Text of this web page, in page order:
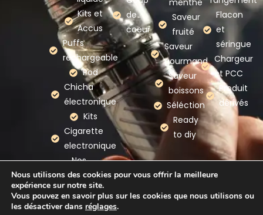
Kits et
Accus
Puffs
rechargeable
Pod
Chicha
électronique
Kits
Cigarette
electronique
Nos
marques
de
coeur
menthe
Saveur
fruité
Saveur
gourmand
Saveur
boissons
Séléction
Ready
to diy
Flacon
et
séringue
Chargeur
et PCC
Produit
dérivés
Nous utilisons des cookies pour vous offrir la meilleure
expérience sur notre site.
Vous pouvez en savoir plus sur les cookies que nous utilisons ou
les désactiver dans réglages.